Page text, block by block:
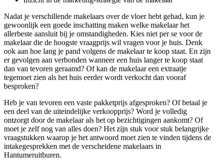
Nadat je verschillende makelaars over de vloer hebt gehad, kun je
gewoonlijk een goede inschatting maken welke makelaar het
allerbeste aansluit bij je omstandigheden. Kies niet per se voor de
makelaar die de hoogste vraagprijs wil vragen voor je huis. Denk
ook aan hoe lang je pand volgens de makelaar te koop staat. En zijn
er gevolgen aan verbonden wanneer een huis langer te koop staat
dan van tevoren geraamd? Of kan de makelaar een extraatje
tegemoet zien als het huis eerder wordt verkocht dan vooraf
besproken?
Heb je van tevoren een vaste pakketprijs afgesproken? Of betaal je
een deel van de uiteindelijke verkoopprijs? Word je volledig
ontzorgt door de makelaar als het op bezichtigingen aankomt? Of
moet je zelf nog van alles doen? Het zijn stuk voor stuk belangrijke
vraagstukken waarop je het antwoord moet zien te vinden tijdens de
intakegesprekken met de verscheidene makelaars in
Hantumeruitburen.